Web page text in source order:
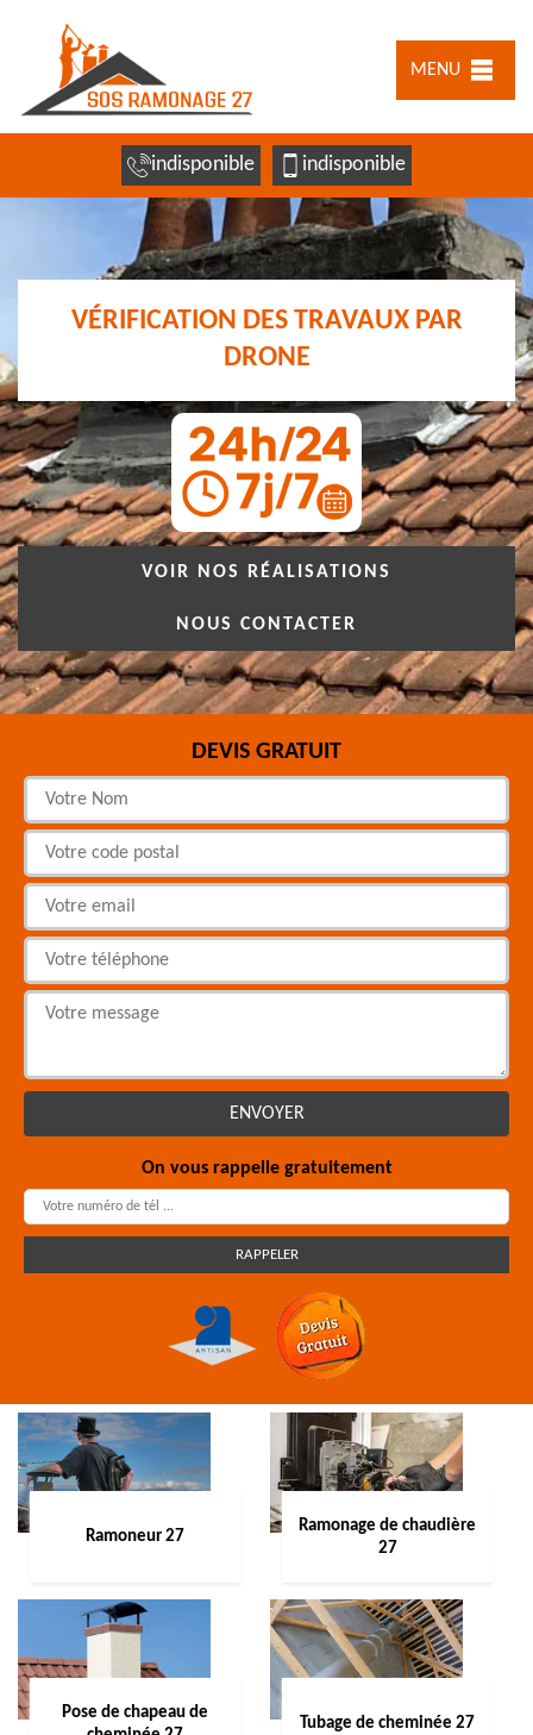
MENU
indisponible indisponible
VÉRIFICATION DES TRAVAUX PAR
DRONE
VOIR NOS RÉALISATIONS
NOUS CONTACTER
DEVIS GRATUIT
On vous rappelle gratuitement
Ramoneur 27
Ramonage de chaudière
27
Pose de chapeau de
Tubage de cheminée 27